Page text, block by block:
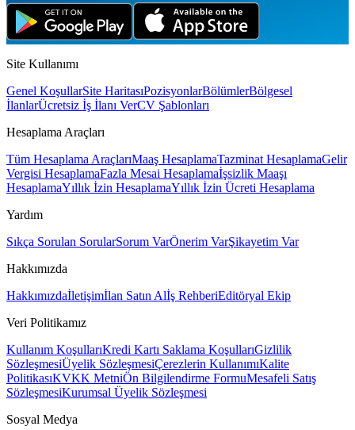
Site Kullanımı
Genel KoşullarSite HaritasıPozisyonlarBölümlerBölgesel
İlanlarÜcretsiz İş İlanı VerCV Şablonları
Hesaplama Araçları
Tüm Hesaplama AraçlarıMaaş HesaplamaTazminat HesaplamaGelir
Vergisi HesaplamaFazla Mesai Hesaplamaİşsizlik Maaşı
HesaplamaYıllık İzin HesaplamaYıllık İzin Ücreti Hesaplama
Yardım
Sıkça Sorulan SorularSorum VarÖnerim VarŞikayetim Var
Hakkımızda
Hakkımızdaİletişimİlan Satın Alİş RehberiEditöryal Ekip
Veri Politikamız
Kullanım KoşullarıKredi Kartı Saklama KoşullarıGizlilik
SözleşmesiÜyelik SözleşmesiÇerezlerin KullanımıKalite
PolitikasıKVKK MetniÖn Bilgilendirme FormuMesafeli Satış
SözleşmesiKurumsal Üyelik Sözleşmesi
Sosyal Medya